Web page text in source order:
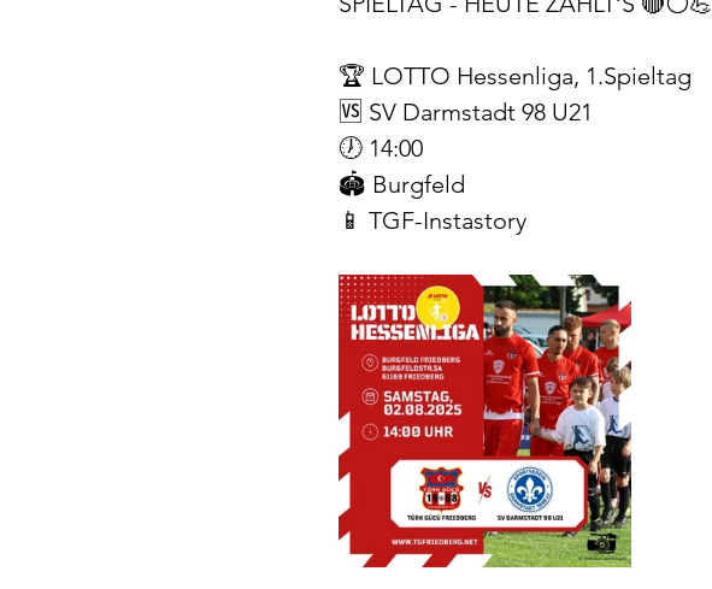
🏆 LOTTO Hessenliga, 1.Spieltag
🆚 SV Darmstadt 98 U21
🕖 14:00
🏟️ Burgfeld
📱 TGF-Instastory